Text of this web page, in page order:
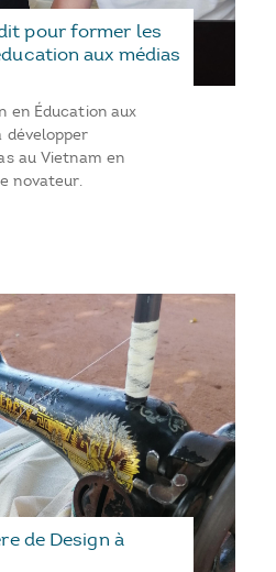
pour former les
aux médias
en Éducation aux
développer
au Vietnam en
novateur.
de Design à